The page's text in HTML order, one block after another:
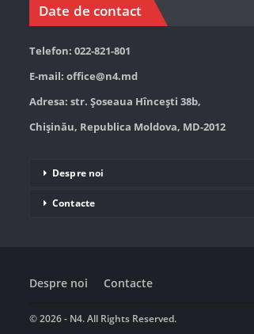
Date de contact
Telefon: 022-821-801
E-mail: office@n4.md
Adresa: str. Șoseaua Hînceşti 38b,
Chișinău, Republica Moldova, MD-2012
Despre noi
Contacte
Despre noi Contacte
© 2026 - N4. All Rights Reserved.